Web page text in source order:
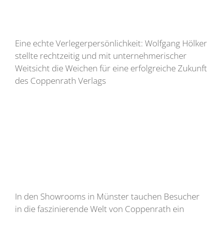
Eine echte Verlegerpersönlichkeit: Wolfgang Hölker
stellte rechtzeitig und mit unternehmerischer
Weitsicht die Weichen für eine erfolgreiche Zukunft
des Coppenrath Verlags
In den Showrooms in Münster tauchen Besucher
in die faszinierende Welt von Coppenrath ein